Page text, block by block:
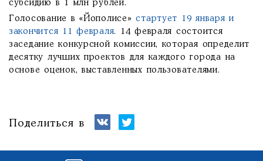
субсидию в 1 млн рублей.
Голосование в «Йополисе» стартует 19 января и
закончится 11 февраля. 14 февраля состоится
заседание конкурсной комиссии, которая определит
десятку лучших проектов для каждого города на
основе оценок, выставленных пользователями.
Поделиться в